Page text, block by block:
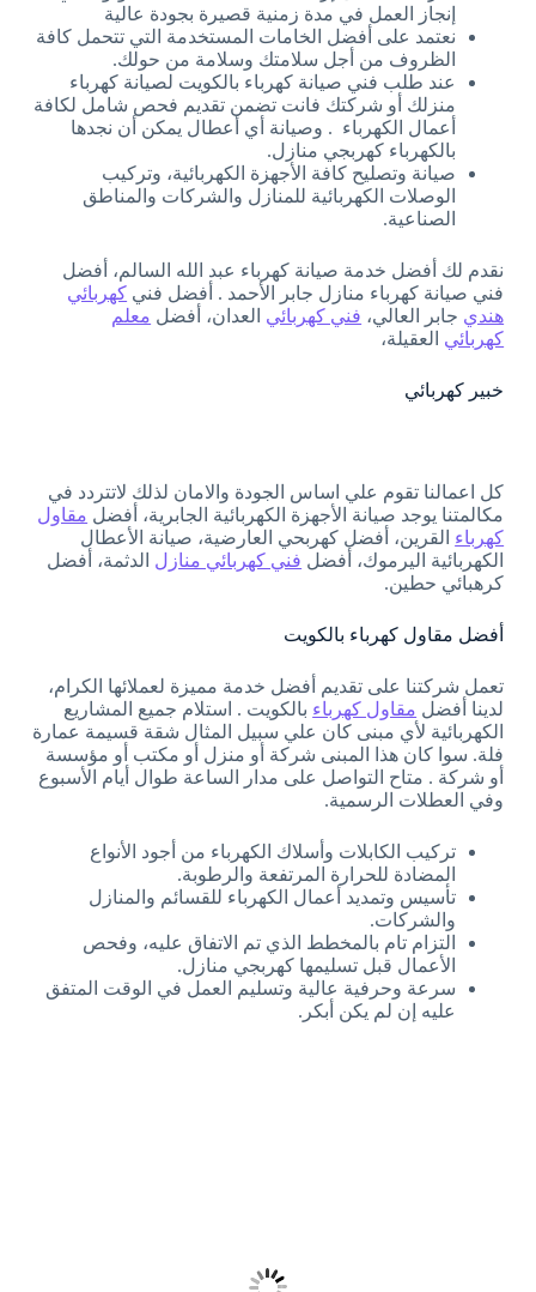
إنجاز العمل في مدة زمنية قصيرة بجودة عالية
نعتمد على أفضل الخامات المستخدمة التي تتحمل كافة
الظروف من أجل سلامتك وسلامة من حولك.
عند طلب فني صيانة كهرباء بالكويت لصيانة كهرباء
منزلك أو شركتك فانت تضمن تقديم فحص شامل لكافة
أعمال الكهرباء . وصيانة أي أعطال يمكن أن نجدها
بالكهرباء كهربجي منازل.
صيانة وتصليح كافة الأجهزة الكهربائية، وتركيب
الوصلات الكهربائية للمنازل والشركات والمناطق
الصناعية.
نقدم لك أفضل خدمة صيانة كهرباء عبد الله السالم، أفضل
فني صيانة كهرباء منازل جابر الأحمد . أفضل فني كهربائي
هندي جابر العالي، فني كهربائي العدان، أفضل معلم
كهربائي العقيلة،
خبير كهربائي
كل اعمالنا تقوم علي اساس الجودة والامان لذلك لاتتردد في
مكالمتنا يوجد صيانة الأجهزة الكهربائية الجابرية، أفضل مقاول
كهرباء القرين، أفضل كهربحي العارضية، صيانة الأعطال
الكهربائية اليرموك، أفضل فني كهربائي منازل الدثمة، أفضل
كرهبائي حطين.
أفضل مقاول كهرباء بالكويت
تعمل شركتنا على تقديم أفضل خدمة مميزة لعملائها الكرام،
لدينا أفضل مقاول كهرباء بالكويت . استلام جميع المشاريع
الكهربائية لأي مبنى كان علي سبيل المثال شقة قسيمة عمارة
فلة. سوا كان هذا المبنى شركة أو منزل أو مكتب أو مؤسسة
أو شركة . متاح التواصل على مدار الساعة طوال أيام الأسبوع
وفي العطلات الرسمية.
تركيب الكابلات وأسلاك الكهرباء من أجود الأنواع
المضادة للحرارة المرتفعة والرطوبة.
تأسيس وتمديد أعمال الكهرباء للقسائم والمنازل
والشركات.
التزام تام بالمخطط الذي تم الاتفاق عليه، وفحص
الأعمال قبل تسليمها كهربجي منازل.
سرعة وحرفية عالية وتسليم العمل في الوقت المتفق
عليه إن لم يكن أبكر.